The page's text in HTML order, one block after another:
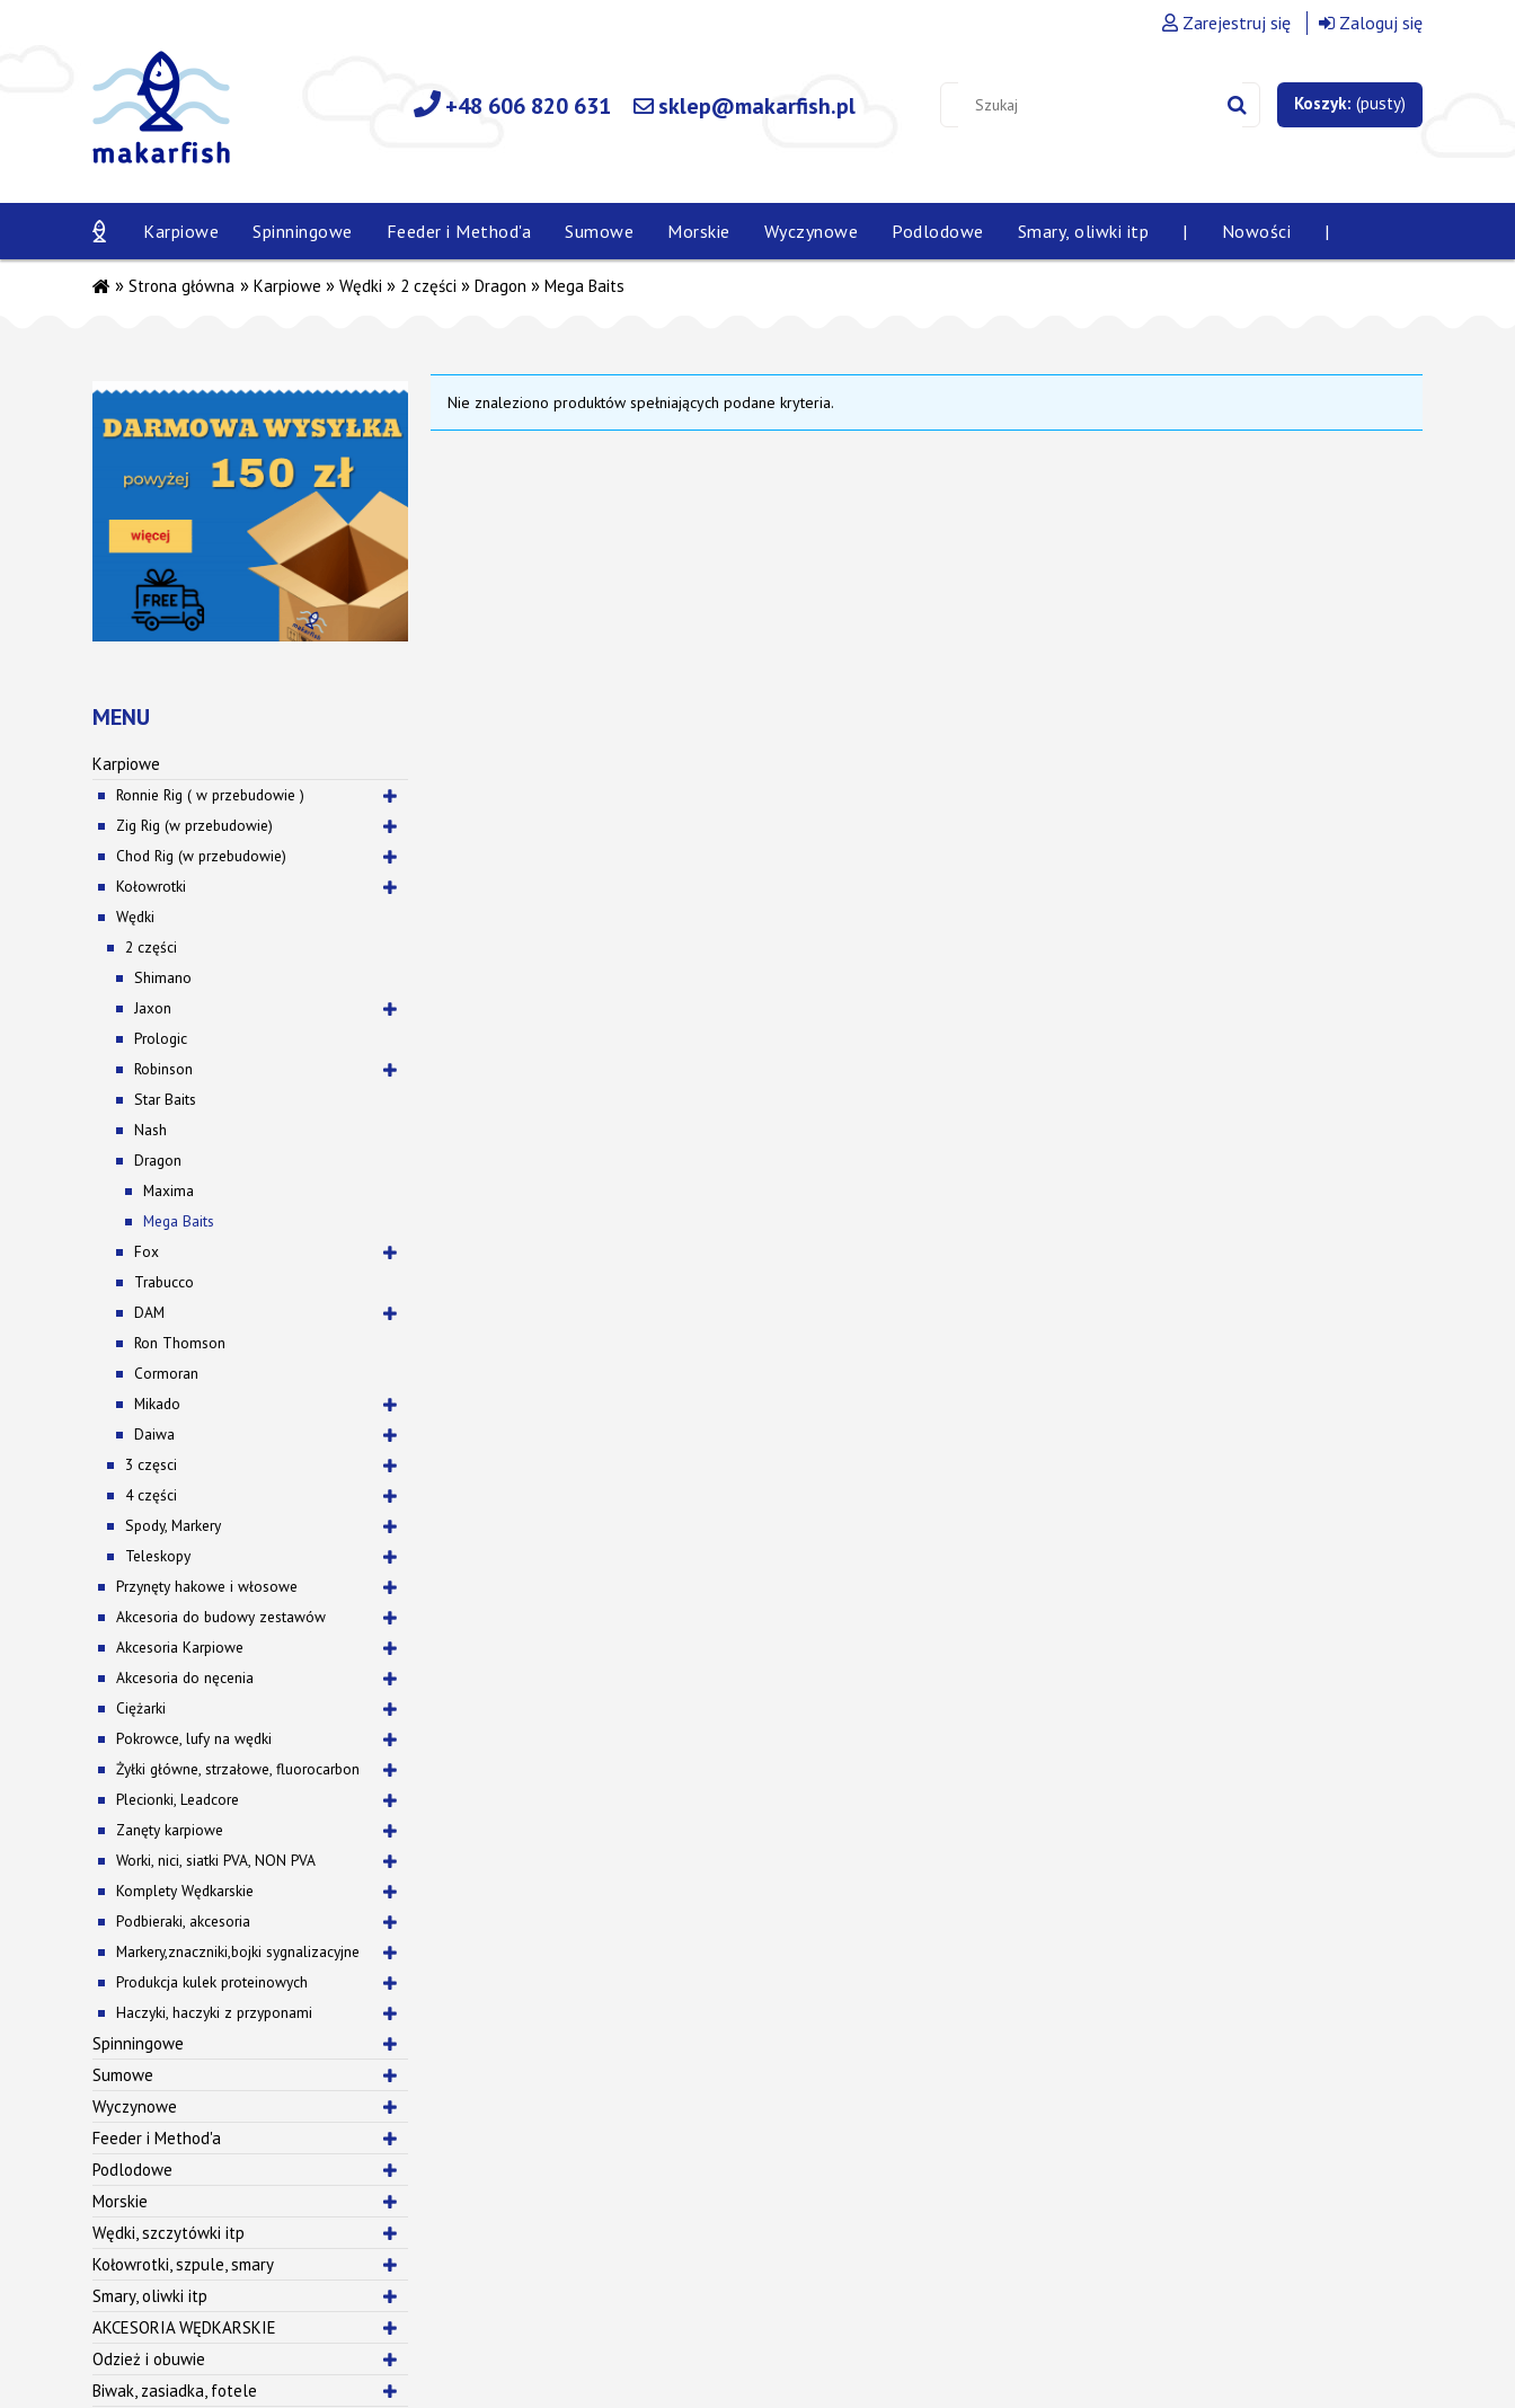
Zarejestruj się Zaloguj się
Koszyk: (pusty)
+48 606 820 631 sklep@makarfish.pl
Karpiowe Spinningowe Feeder i Method'a Sumowe Morskie Wyczynowe Podlodowe Smary, oliwki itp | Nowości |
» Strona główna » Karpiowe » Wędki » 2 części » Dragon » Mega Baits
MENU
Karpiowe
Ronnie Rig ( w przebudowie )
Zig Rig (w przebudowie)
Chod Rig (w przebudowie)
Kołowrotki
Wędki
2 części
Shimano
Jaxon
Prologic
Robinson
Star Baits
Nash
Dragon
Maxima
Mega Baits
Fox
Trabucco
DAM
Ron Thomson
Cormoran
Mikado
Daiwa
3 częsci
4 części
Spody, Markery
Teleskopy
Przynęty hakowe i włosowe
Akcesoria do budowy zestawów
Akcesoria Karpiowe
Akcesoria do nęcenia
Ciężarki
Pokrowce, lufy na wędki
Żyłki główne, strzałowe, fluorocarbon
Plecionki, Leadcore
Zanęty karpiowe
Worki, nici, siatki PVA, NON PVA
Komplety Wędkarskie
Podbieraki, akcesoria
Markery,znaczniki,bojki sygnalizacyjne
Produkcja kulek proteinowych
Haczyki, haczyki z przyponami
Spinningowe
Sumowe
Wyczynowe
Feeder i Method'a
Podlodowe
Morskie
Wędki, szczytówki itp
Kołowrotki, szpule, smary
Smary, oliwki itp
AKCESORIA WĘDKARSKIE
Odzież i obuwie
Biwak, zasiadka, fotele
Nie znaleziono produktów spełniających podane kryteria.